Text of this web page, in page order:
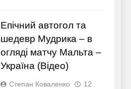
Епічний автогол та
шедевр Мудрика – в
огляді матчу Мальта –
Україна (Відео)
Степан Коваленко
12